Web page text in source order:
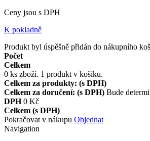
Ceny jsou s DPH
K pokladně
Produkt byl úspěšně přidán do nákupního
Počet
Celkem
0 ks zboží. 1 produkt v košíku.
Celkem za produkty: (s DPH)
Celkem za doručení: (s DPH) Bude
DPH 0 Kč
Celkem (s DPH)
Pokračovat v nákupu Objednat
Navigation